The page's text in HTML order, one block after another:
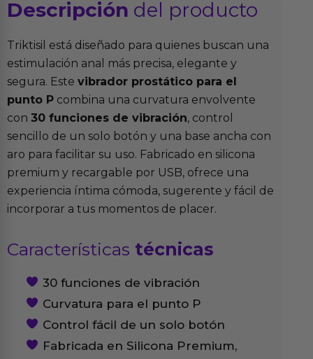
Descripción del producto
Triktisil está diseñado para quienes buscan una
estimulación anal más precisa, elegante y
segura. Este vibrador prostático para el
punto P combina una curvatura envolvente
con 30 funciones de vibración, control
sencillo de un solo botón y una base ancha con
aro para facilitar su uso. Fabricado en silicona
premium y recargable por USB, ofrece una
experiencia íntima cómoda, sugerente y fácil de
incorporar a tus momentos de placer.
Características técnicas
30 funciones de vibración
Curvatura para el punto P
Control fácil de un solo botón
Fabricada en Silicona Premium,